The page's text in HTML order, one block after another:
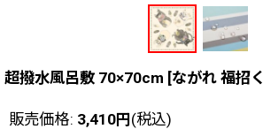
超撥水風呂敷 70×70cm [ながれ 福招く
販売価格: 3,410円(税込)